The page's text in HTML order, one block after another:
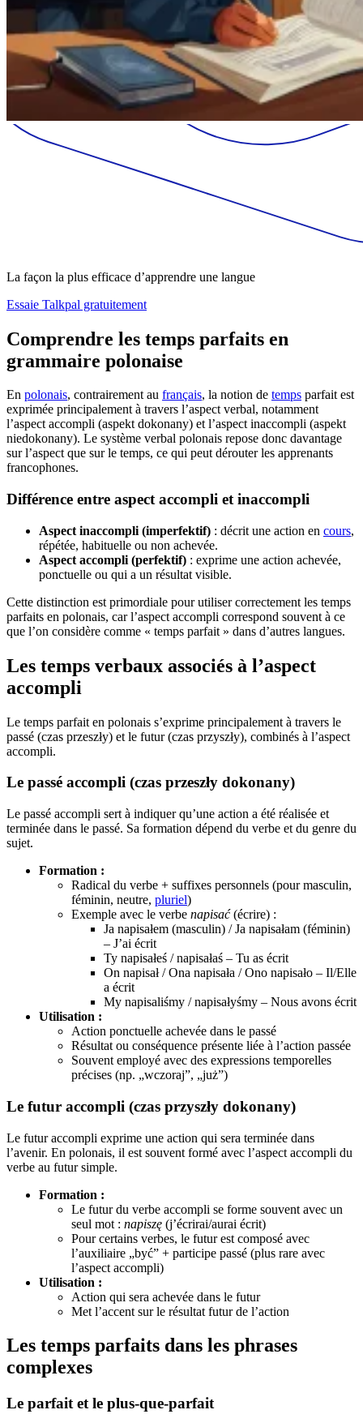
La façon la plus efficace d’apprendre une langue
Essaie Talkpal gratuitement
Comprendre les temps parfaits en
grammaire polonaise
En polonais, contrairement au français, la notion de temps parfait est
exprimée principalement à travers l’aspect verbal, notamment
l’aspect accompli (aspekt dokonany) et l’aspect inaccompli (aspekt
niedokonany). Le système verbal polonais repose donc davantage
sur l’aspect que sur le temps, ce qui peut dérouter les apprenants
francophones.
Différence entre aspect accompli et inaccompli
Aspect inaccompli (imperfektif) : décrit une action en cours,
répétée, habituelle ou non achevée.
Aspect accompli (perfektif) : exprime une action achevée,
ponctuelle ou qui a un résultat visible.
Cette distinction est primordiale pour utiliser correctement les temps
parfaits en polonais, car l’aspect accompli correspond souvent à ce
que l’on considère comme « temps parfait » dans d’autres langues.
Les temps verbaux associés à l’aspect
accompli
Le temps parfait en polonais s’exprime principalement à travers le
passé (czas przeszły) et le futur (czas przyszły), combinés à l’aspect
accompli.
Le passé accompli (czas przeszły dokonany)
Le passé accompli sert à indiquer qu’une action a été réalisée et
terminée dans le passé. Sa formation dépend du verbe et du genre du
sujet.
Formation :
Radical du verbe + suffixes personnels (pour masculin,
féminin, neutre, pluriel)
Exemple avec le verbe napisać(écrire) :
Ja napisałem (masculin) / Ja napisałam (féminin)
– J’ai écrit
Ty napisałeś / napisałaś – Tu as écrit
On napisał / Ona napisała / Ono napisało – Il/Elle
a écrit
My napisaliśmy / napisałyśmy – Nous avons écrit
Utilisation :
Action ponctuelle achevée dans le passé
Résultat ou conséquence présente liée à l’action passée
Souvent employé avec des expressions temporelles
précises (np. „wczoraj”, „już”)
Le futur accompli (czas przyszły dokonany)
Le futur accompli exprime une action qui sera terminée dans
l’avenir. En polonais, il est souvent formé avec l’aspect accompli du
verbe au futur simple.
Formation :
Le futur du verbe accompli se forme souvent avec un
seul mot : napiszę (j’écrirai/aurai écrit)
Pour certains verbes, le futur est composé avec
l’auxiliaire „być” + participe passé (plus rare avec
l’aspect accompli)
Utilisation :
Action qui sera achevée dans le futur
Met l’accent sur le résultat futur de l’action
Les temps parfaits dans les phrases
complexes
Le parfait et le plus-que-parfait